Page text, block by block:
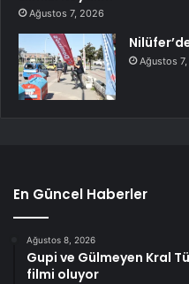
Ağustos 7, 2026
Ağustos
En Güncel Haberler
Ağustos 8, 2026
Gupi ve Gülmeyen Kral
filmi oluyor